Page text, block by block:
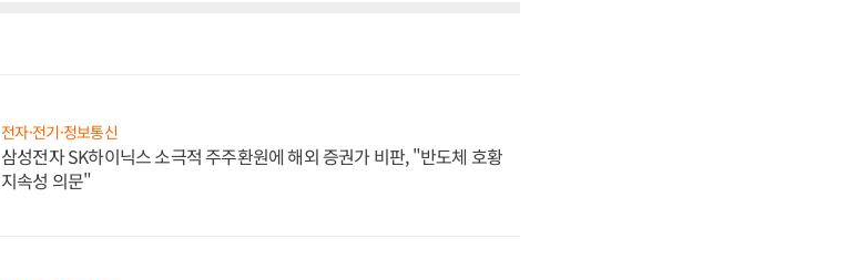
전자·전기·정보통신
삼성전자 SK하이닉스 소극적 주주환원에 해외 증권가 비판, "반도체 호황
지속성 의문"